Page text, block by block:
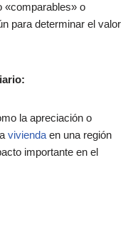
«comparables» o
para determinar el valor
la apreciación o
vivienda en una región
importante en el